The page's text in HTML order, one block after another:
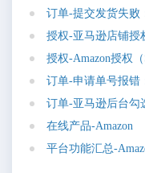
订单-提交发货失败
授权-亚马逊店铺授
授权-Amazon授权 （
订单-申请单号报错
订单-亚马逊后台勾
在线产品-Amazon
平台功能汇总-Amaz